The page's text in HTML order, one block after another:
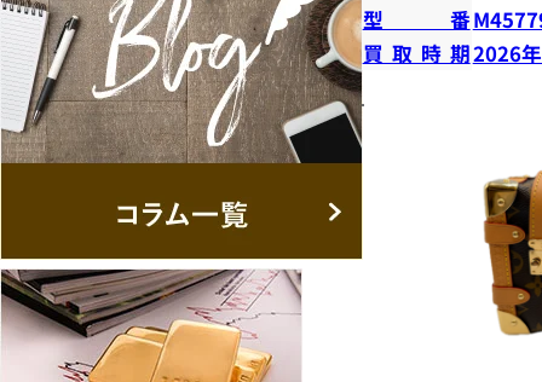
型番
買取時期2026